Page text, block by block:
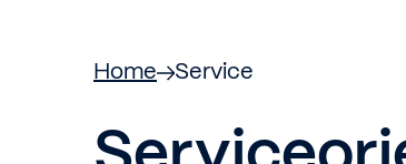
Home Service